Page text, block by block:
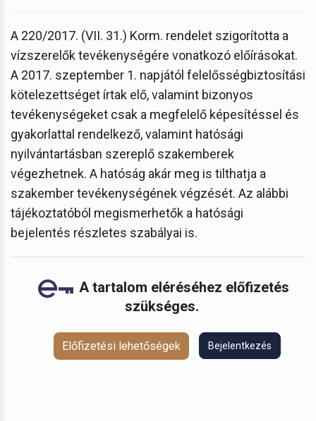
A 220/2017. (VII. 31.) Korm. rendelet szigorította a
vízszerelők tevékenységére vonatkozó előírásokat.
A 2017. szeptember 1. napjától felelősségbiztosítási
kötelezettséget írtak elő, valamint bizonyos
tevékenységeket csak a megfelelő képesítéssel és
gyakorlattal rendelkező, valamint hatósági
nyilvántartásban szereplő szakemberek
végezhetnek. A hatóság akár meg is tilthatja a
szakember tevékenységének végzését. Az alábbi
tájékoztatóból megismerhetők a hatósági
bejelentés részletes szabályai is.
A tartalom eléréséhez előfizetés
szükséges.
Előfizetési lehetőségek Bejelentkezés